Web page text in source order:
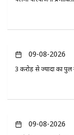
09-08-2026
3 करोड़ से ज्यादा का पुल
09-08-2026